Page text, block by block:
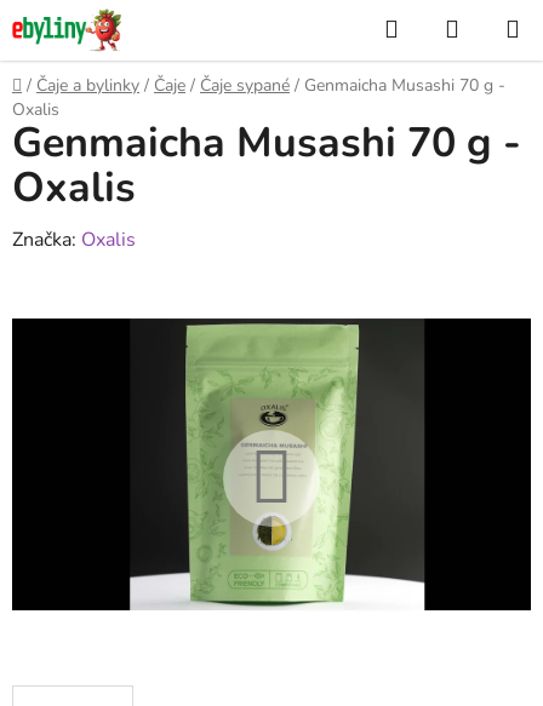
Přejít
na
obsah
Hledat
KOŠÍK
Domů
/ Čaje a bylinky / Čaje / Čaje sypané / Genmaicha Musashi 70 g -
Oxalis
Genmaicha Musashi 70 g -
Oxalis
Značka: Oxalis